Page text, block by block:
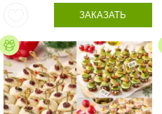
ЗАКАЗАТЬ